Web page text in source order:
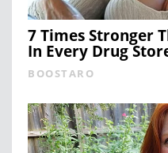
7 Times Stronger
In Every Drug
BOOSTARO